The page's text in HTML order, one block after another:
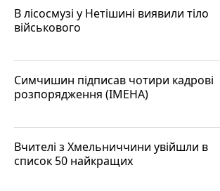
В лісосмузі у Нетішині виявили тіло
військового
Симчишин підписав чотири кадрові
розпорядження (ІМЕНА)
Вчителі з Хмельниччини увійшли в
список 50 найкращих